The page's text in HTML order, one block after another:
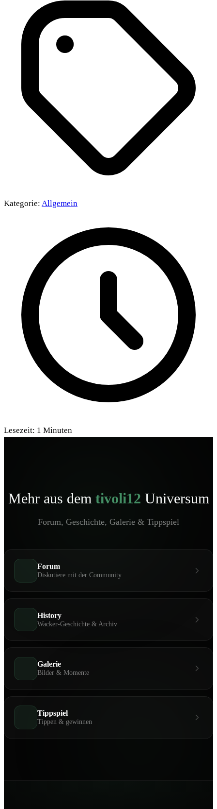
Kategorie: Allgemein
Lesezeit: 1 Minuten
Mehr aus dem tivoli12 Universum
Forum, Geschichte, Galerie & Tippspiel
Forum
Diskutiere mit der Community
History
Wacker-Geschichte & Archiv
Galerie
Bilder & Momente
Tippspiel
Tippen & gewinnen